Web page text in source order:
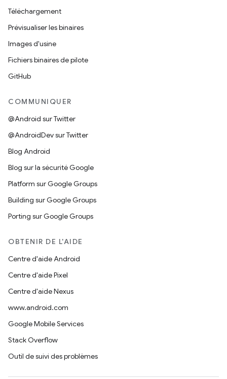
Téléchargement
Prévisualiser les binaires
Images d'usine
Fichiers binaires de pilote
GitHub
COMMUNIQUER
@Android sur Twitter
@AndroidDev sur Twitter
Blog Android
Blog sur la sécurité Google
Platform sur Google Groups
Building sur Google Groups
Porting sur Google Groups
OBTENIR DE L'AIDE
Centre d'aide Android
Centre d'aide Pixel
Centre d'aide Nexus
www.android.com
Google Mobile Services
Stack Overflow
Outil de suivi des problèmes